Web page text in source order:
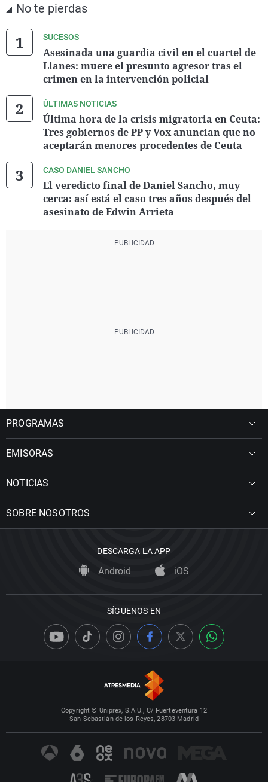
No te pierdas
SUCESOS
Asesinada una guardia civil en el cuartel de
Llanes: muere el presunto agresor tras el
crimen en la intervención policial
ÚLTIMAS NOTICIAS
Última hora de la crisis migratoria en Ceuta:
Tres gobiernos de PP y Vox anuncian que no
aceptarán menores procedentes de Ceuta
CASO DANIEL SANCHO
El veredicto final de Daniel Sancho, muy
cerca: así está el caso tres años después del
asesinato de Edwin Arrieta
PROGRAMAS
EMISORAS
NOTICIAS
SOBRE NOSOTROS
DESCARGA LA APP
Android iOS
SÍGUENOS EN
Copyright © Uniprex, S.A.U., C/ Fuerteventura 12
San Sebastián de los Reyes, 28703 Madrid